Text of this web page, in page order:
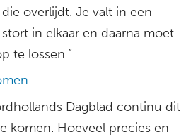
overlijdt. Je valt in een
in elkaar en daarna moet
te lossen.”
Dagblad continu dit
komen. Hoeveel precies en